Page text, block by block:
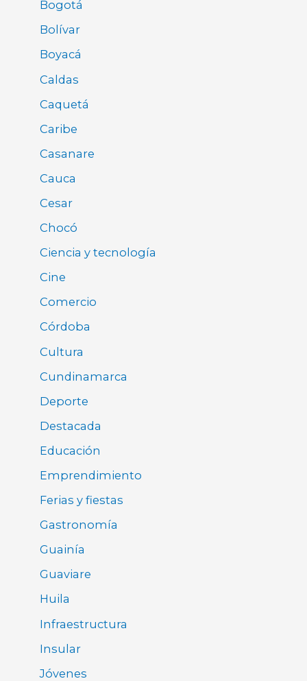
Bogotá
Bolívar
Boyacá
Caldas
Caquetá
Caribe
Casanare
Cauca
Cesar
Chocó
Ciencia y tecnología
Cine
Comercio
Córdoba
Cultura
Cundinamarca
Deporte
Destacada
Educación
Emprendimiento
Ferias y fiestas
Gastronomía
Guainía
Guaviare
Huila
Infraestructura
Insular
Jóvenes